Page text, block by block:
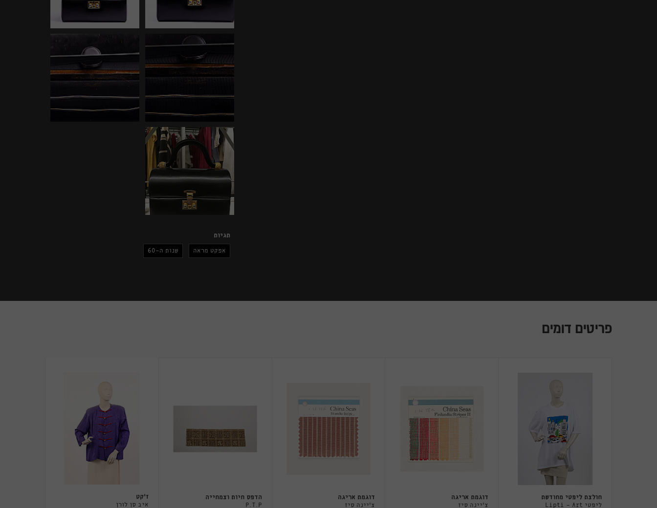
תגיות
אפקט מראה שנות ה-60
פריטים דומים
חולצת ליפטי מחודשת
ליפטי Lipti - Art
דוגמת אריגה
צ'יינה סיז
דוגמת אריגה
צ'יינה סיז
הדפס חיות וצמחייה
P.T.P
ז'קט
איב סן לורן